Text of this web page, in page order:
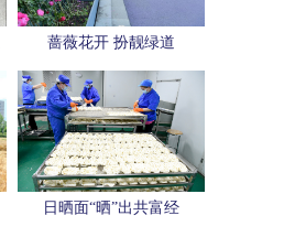
蔷薇花开 扮靓绿道
日晒面“晒”出共富经